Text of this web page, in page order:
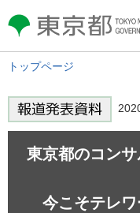
東京都 TOKYO
GOVERNMENT
トップページ
東京都のコン
今こそテレワ